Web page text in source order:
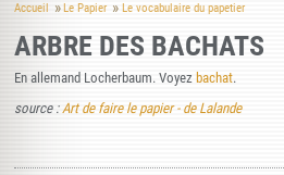
Accueil Le Papier Le vocabulaire du papetier
ARBRE DES BACHATS
En allemand Locherbaum. Voyez bachat.
source : Art de faire le papier - de Lalande